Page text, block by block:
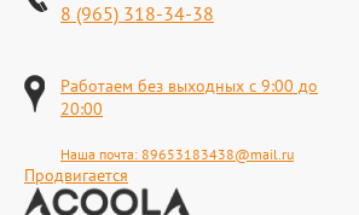
8 (965) 318-34-38
Работаем без выходных с 9:00 до
20:00
Наша почта: 89653183438@mail.ru
Продвигается